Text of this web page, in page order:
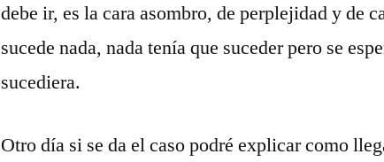
debe ir, es la cara asombro, de perplejidad y de
sucede nada, nada tenía que suceder pero se
sucediera.
Otro día si se da el caso podré explicar como